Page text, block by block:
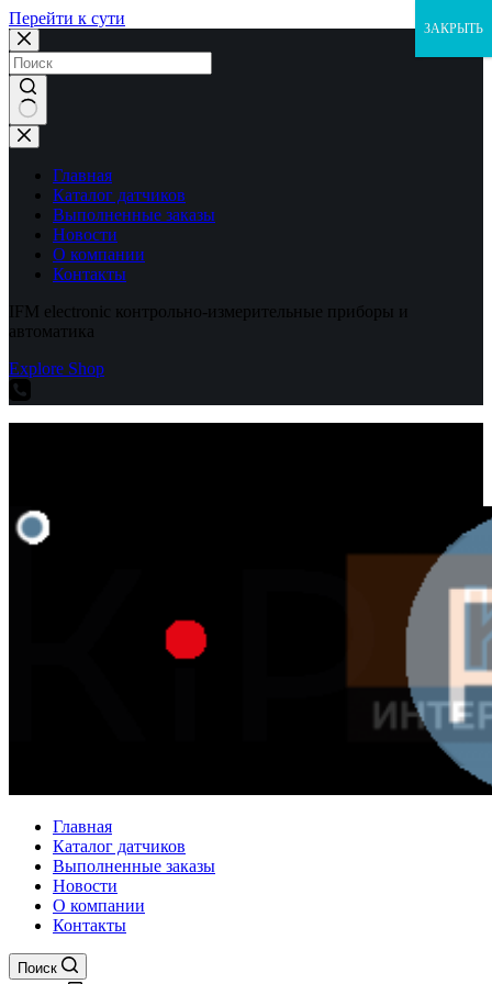
Перейти к сути
Ничего
не
найденоГлавная
Каталог датчиков
Выполненные заказы
Новости
О компании
Контакты
IFM electronic контрольно-измерительные приборы и
автоматика
Explore Shop
Главная
Каталог датчиков
Выполненные заказы
Новости
О компании
Контакты
Поиск
ЗАКРЫТЬ